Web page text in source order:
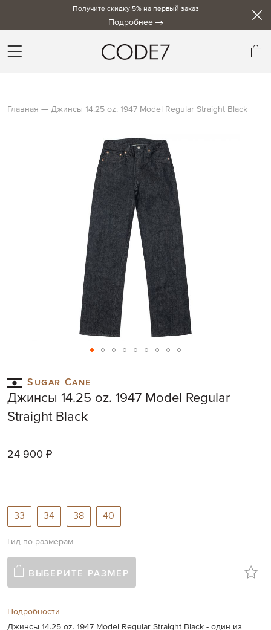
Получите скидку 5% на первый заказ
Подробнее
Главная Джинсы 14.25 oz. 1947 Model Regular Straight Black
to
the
beginning
of
gallery
Sugar Cane
Джинсы 14.25 oz. 1947 Model Regular
Straight Black
24 900 ₽
33 34 38 40
Гид по размерам
ВЫБЕРИТЕ РАЗМЕР
Подробности
Джинсы 14.25 oz. 1947 Model Regular Straight Black - один из